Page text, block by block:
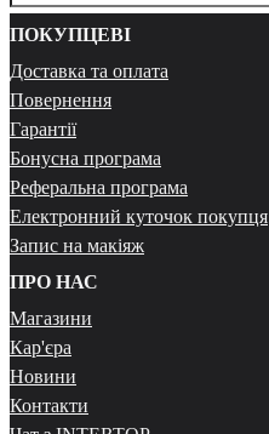
ПОКУПЦЕВІ
Доставка та оплата
Повернення
Гарантії
Бонусна програма
Реферальна програма
Електронний куточок покупця
Запис на макіяж
ПРО НАС
Магазини
Кар'єра
Новини
Контакти